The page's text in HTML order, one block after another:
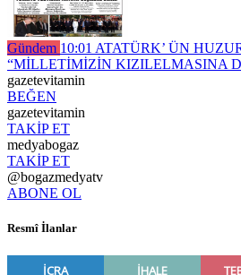
Gündem 10:01 ATATÜRK’ ÜN
“MİLLETİMİZİN KIZILELMASINA
gazetevitamin
BEĞEN
gazetevitamin
TAKİP ET
medyabogaz
TAKİP ET
@bogazmedyatv
ABONE OL
Resmî İlanlar